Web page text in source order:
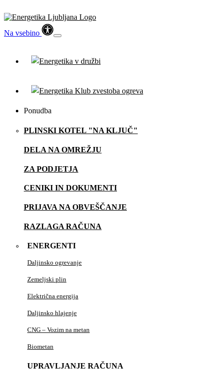
Na vsebino
Ponudba
PLINSKI KOTEL "NA KLJUČ"
DELA NA OMREŽJU
ZA PODJETJA
CENIKI IN DOKUMENTI
PRIJAVA NA OBVEŠČANJE
RAZLAGA RAČUNA
ENERGENTI
Daljinsko ogrevanje
Zemeljski plin
Električna energija
Daljinsko hlajenje
CNG – Vozim na metan
Biometan
UPRAVLJANJE RAČUNA